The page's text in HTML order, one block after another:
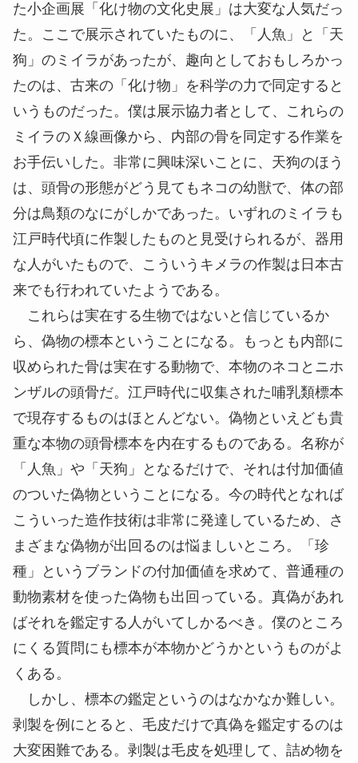
た小企画展「化け物の文化史展」は大変な人気だっ
た。ここで展示されていたものに、「人魚」と「天
狗」のミイラがあったが、趣向としておもしろかっ
たのは、古来の「化け物」を科学の力で同定すると
いうものだった。僕は展示協力者として、これらの
ミイラのＸ線画像から、内部の骨を同定する作業を
お手伝いした。非常に興味深いことに、天狗のほう
は、頭骨の形態がどう見てもネコの幼獣で、体の部
分は鳥類のなにがしかであった。いずれのミイラも
江戸時代頃に作製したものと見受けられるが、器用
な人がいたもので、こういうキメラの作製は日本古
来でも行われていたようである。
これらは実在する生物ではないと信じているか
ら、偽物の標本ということになる。もっとも内部に
収められた骨は実在する動物で、本物のネコとニホ
ンザルの頭骨だ。江戸時代に収集された哺乳類標本
で現存するものはほとんどない。偽物といえども貴
重な本物の頭骨標本を内在するものである。名称が
「人魚」や「天狗」となるだけで、それは付加価値
のついた偽物ということになる。今の時代となれば
こういった造作技術は非常に発達しているため、さ
まざまな偽物が出回るのは悩ましいところ。「珍
種」というブランドの付加価値を求めて、普通種の
動物素材を使った偽物も出回っている。真偽があれ
ばそれを鑑定する人がいてしかるべき。僕のところ
にくる質問にも標本が本物かどうかというものがよ
くある。
しかし、標本の鑑定というのはなかなか難しい。
剥製を例にとると、毛皮だけで真偽を鑑定するのは
大変困難である。剥製は毛皮を処理して、詰め物を